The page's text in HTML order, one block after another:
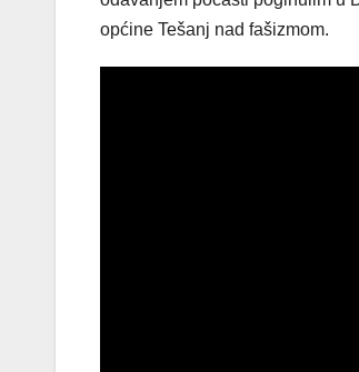
općine Tešanj nad fašizmom.